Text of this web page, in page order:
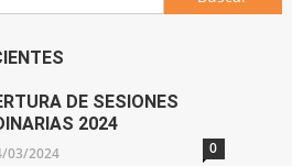
DE SESIONES
2024
03/2024 0